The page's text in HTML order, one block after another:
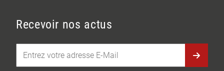
Recevoir nos actus